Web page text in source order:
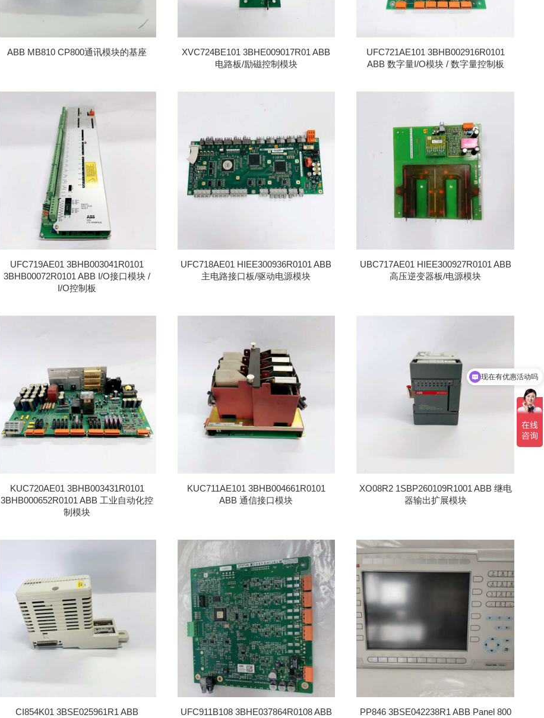
ABB MB810 CP800通讯模块的基座
XVC724BE101 3BHE009017R01 ABB
电路板/励磁控制模块
UFC721AE101 3BHB002916R0101
ABB 数字量I/O模块 / 数字量控制板
UFC719AE01 3BHB003041R0101
3BHB00072R0101 ABB I/O接口模块 /
I/O控制板
UFC718AE01 HIEE300936R0101 ABB
主电路接口板/驱动电源模块
UBC717AE01 HIEE300927R0101 ABB
高压逆变器板/电源模块
KUC720AE01 3BHB003431R0101
3BHB000652R0101 ABB 工业自动化控
制模块
KUC711AE101 3BHB004661R0101
ABB 通信接口模块
XO08R2 1SBP260109R1001 ABB 继电
器输出扩展模块
CI854K01 3BSE025961R1 ABB
UFC911B108 3BHE037864R0108 ABB
PP846 3BSE042238R1 ABB Panel 800
可以介绍下你们的产品么
现在有优惠活动吗